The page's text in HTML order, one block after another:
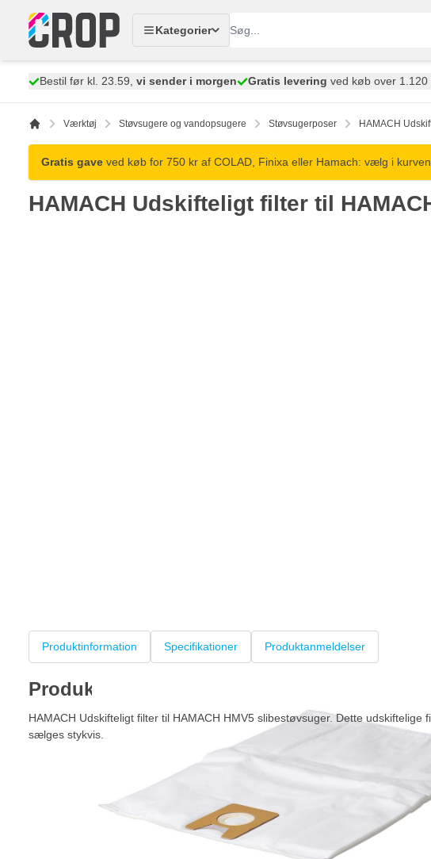
Kategorier
Bestil før kl. 23.59, vi sender i morgen Gratis levering ved køb over 1.120
Værktøj Støvsugere og vandopsugere Støvsugerposer HAMACH
Gratis gave ved køb for 750 kr af COLAD, Finixa eller Hamach: vælg i kurven
HAMACH Udskifteligt filter til
Produktinformation Specifikationer Produktanmeldelser
Produktinformation
HAMACH Udskifteligt filter til HAMACH HMV5 slibestøvsuger. Dette udskiftelige
sælges stykvis.